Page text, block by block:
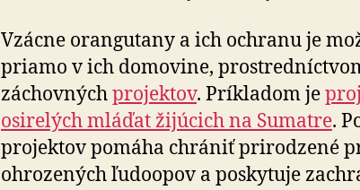
Vzácne orangutany a ich ochranu je
priamo v ich domovine,
záchovnýchprojektov. Príkladom je
osirelých mláďat žijúcich na Sumatre.
projektov pomáha chrániť prirodzené
ohrozených ľudoopov a poskytuje